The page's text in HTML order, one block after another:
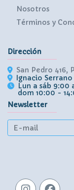
Nosotros
Términos y
Dirección
San Pedro 416,
Ignacio
Lun a sáb 9:00
dom 10:00 -
Newsletter